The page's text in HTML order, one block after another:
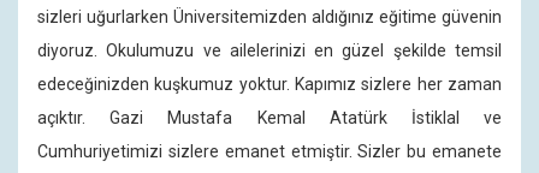
sizleri uğurlarken Üniversitemizden aldığınız eğitime güvenin
diyoruz. Okulumuzu ve ailelerinizi en güzel şekilde temsil
edeceğinizden kuşkumuz yoktur. Kapımız sizlere her zaman
açıktır. Gazi Mustafa Kemal Atatürk İstiklal ve
Cumhuriyetimizi sizlere emanet etmiştir. Sizler bu emanete